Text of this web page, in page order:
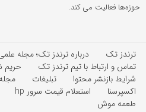
حوزه‌ها فعالیت می کند.
ترندز تک
درباره ترندز تک؛ مجله
تماس و ارتباط با تیم ترندز تک
حریم
شرایط بازنشر محتوا
تبلیغات
اکسپرسنا
استعلام قیمت سرور hp
طعمه موش